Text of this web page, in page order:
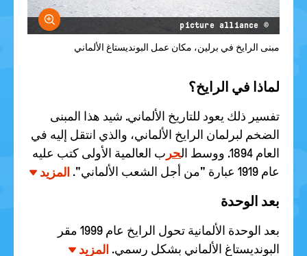
© picture alliance
مبنى الرايخ في برلين، مكان عمل البونديستاغ الألماني
لماذا في الرايخ؟
تفسير ذلك يعود للتاريخ الألماني. شيد هذا المبنى
الضخم لبرلمان الرايخ الألماني، والذي انتقل إليه في
العام 1894. ووسط ال
حر ب العالمية الأولى كتب عليه
عام 1919 عبارة "من أجل الشعب الألماني".
المزيد
بعد الوحدة
بعد الوحدة الألمانية تحول الرايخ عام 1999 مقر
البونديستاغ الألماني بشكل رسمي. المزيد